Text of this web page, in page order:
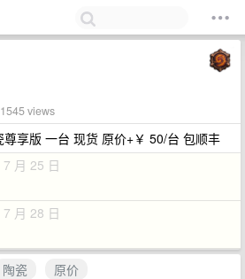
views
享版 一台 现货 原价+￥ 50/台 包顺丰
月 25 日
月 28 日
陶瓷
原价